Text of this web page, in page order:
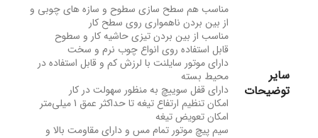
سایر
توضیحات
مناسب هم سطح سازی سطوح و سازه های چوبی و
از بین بردن ناهمواری روی سطح کار
مناسب از بین بردن تیزی حاشیه کار و سطوح
قابل استفاده روی انواع چوب نرم و سخت
دارای موتور سایلنت با لرزش کم و قابل استفاده در
محیط بسته
دارای قفل سوییچ به منظور سهولت در کار
امکان تنظیم ارتفاع تیغه تا حداکثر عمق 1 میلی‌متر
امکان تعویض تیغه
سیم پیچ موتور تمام مس و دارای مقاومت بالا و